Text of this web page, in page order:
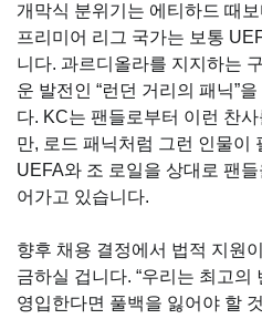
개막식 분위기는 에티하드 때
프리미어 리그 국가는 보통
니다. 과르디올라를 지지하는
운 발전인 “런던 거리의 패닉”
다. KC는 팬들로부터 이런 찬
만, 로드 패닉처럼 그런 인물이
UEFA와 조 로일을 상대로 팬
어가고 있습니다.
향후 채용 결정에서 법적 지원
금하실 겁니다. “우리는 최고의
영입한다면 풀백을 잃어야 할